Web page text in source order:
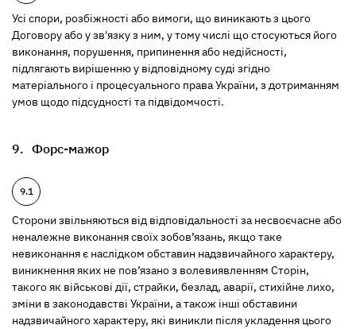
Усі спори, розбіжності або вимоги, що виникають з цього
Договору або у зв'язку з ним, у тому числі що стосуються його
виконання, порушення, припинення або недійсності,
підлягають вирішенню у відповідному суді згідно
матеріального і процесуального права України, з дотриманням
умов щодо підсудності та підвідомчості.
Форс-мажор
Сторони звільняються від відповідальності за несвоєчасне або
неналежне виконання своїх зобов’язань, якщо таке
невиконання є наслідком обставин надзвичайного характеру,
виникнення яких не пов’язано з волевиявленням Сторін,
такого як військові дії, страйки, безлад, аварії, стихійне лихо,
зміни в законодавстві України, а також інші обставини
надзвичайного характеру, які виникли після укладення цього